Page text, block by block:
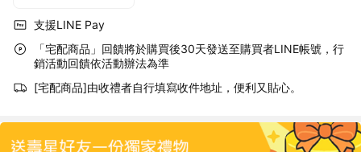
支援LINE Pay
「宅配商品」回饋將於購買後30天發送至購買者LINE帳號，行
銷活動回饋依活動辦法為準
[宅配商品]由收禮者自行填寫收件地址，便利又貼心。